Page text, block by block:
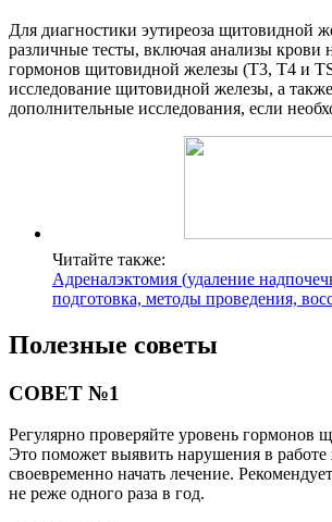
Для диагностики эутиреоза щитовидной
различные тесты, включая анализы крови
гормонов щитовидной железы (Т3, Т4 и
исследование щитовидной железы, а
дополнительные исследования, если
Читайте также:
Адреналэктомия (удаление
подготовка, методы проведения,
Полезные советы
СОВЕТ №1
Регулярно проверяйте уровень гормонов
Это поможет выявить нарушения в работе
своевременно начать лечение.
не реже одного раза в год.